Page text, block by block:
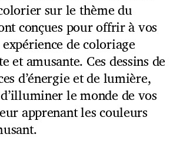
sur le thème du
conçues pour offrir à vos
de coloriage
et amusante. Ces dessins de
d’énergie et de lumière,
le monde de vos
apprenant les couleurs